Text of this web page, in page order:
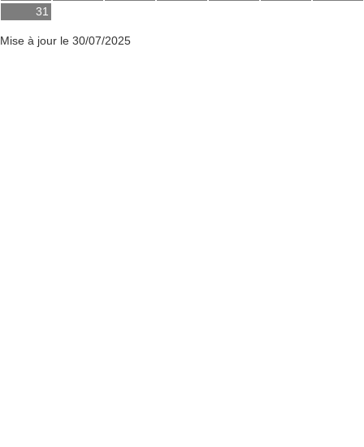
31
Mise à jour le 30/07/2025